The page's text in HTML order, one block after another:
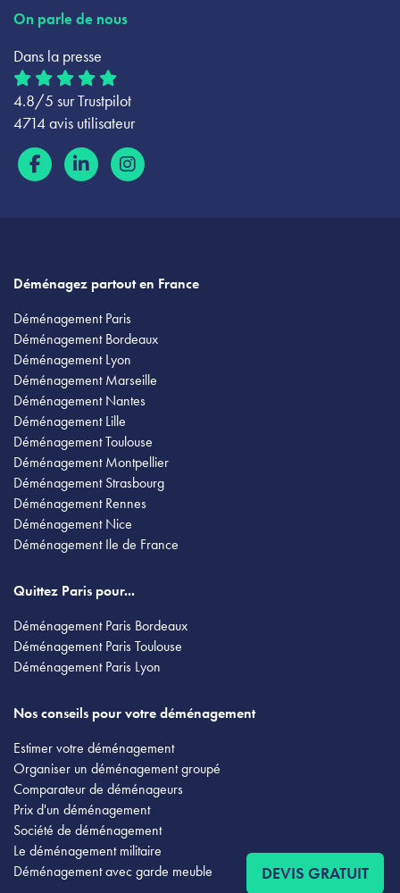
On parle de nous
Dans la presse
4.8/5 sur Trustpilot
4714 avis utilisateur
Déménagez partout en France
Déménagement Paris
Déménagement Bordeaux
Déménagement Lyon
Déménagement Marseille
Déménagement Nantes
Déménagement Lille
Déménagement Toulouse
Déménagement Montpellier
Déménagement Strasbourg
Déménagement Rennes
Déménagement Nice
Déménagement Ile de France
Quittez Paris pour...
Déménagement Paris Bordeaux
Déménagement Paris Toulouse
Déménagement Paris Lyon
Nos conseils pour votre déménagement
Estimer votre déménagement
Organiser un déménagement groupé
Comparateur de déménageurs
Prix d'un déménagement
Société de déménagement
Le déménagement militaire
Déménagement avec garde meuble
DEVIS GRATUIT